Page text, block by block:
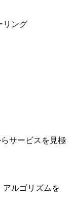
リング
サービスを見極
ルゴリズムを